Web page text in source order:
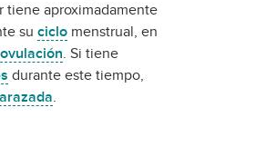
tiene aproximadamente
su ciclo menstrual, en
ovulación. Si tiene
durante este tiempo,
.